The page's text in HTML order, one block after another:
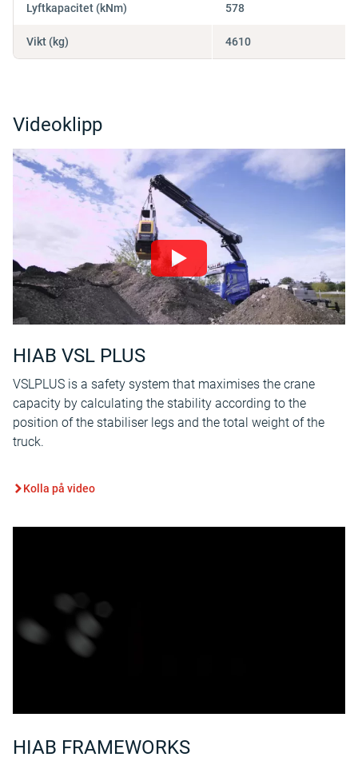
Lyftkapacitet (kNm)
Vikt (kg)
578
4610
Videoklipp
HIAB VSL PLUS
VSLPLUS is a safety system that maximises the crane
capacity by calculating the stability according to the
position of the stabiliser legs and the total weight of the
truck.
Kolla på video
HIAB FRAMEWORKS